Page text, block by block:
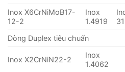
Inox X6CrNiMoB17-
12-2
Inox
1.4919
Dòng Duplex tiêu chuẩn
Inox X2CrNiN22-2
Inox
1.4062